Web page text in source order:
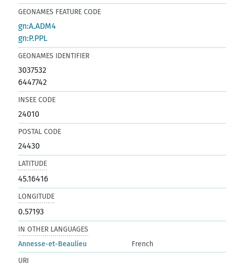
GEONAMES FEATURE CODE
gn:A.ADM4
gn:P.PPL
GEONAMES IDENTIFIER
3037532
6447742
INSEE CODE
24010
POSTAL CODE
24430
LATITUDE
45.16416
LONGITUDE
0.57193
IN OTHER LANGUAGES
Annesse-et-Beaulieu
French
URI